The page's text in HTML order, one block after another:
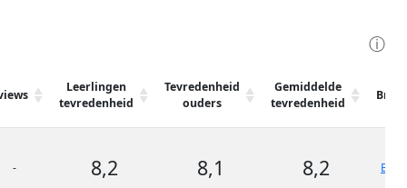
ⓘ
Leerlingen
tevredenheid
Tevredenheid
ouders
Gemiddelde
tevredenheid
Bron
- 8,2 8,1 8,2